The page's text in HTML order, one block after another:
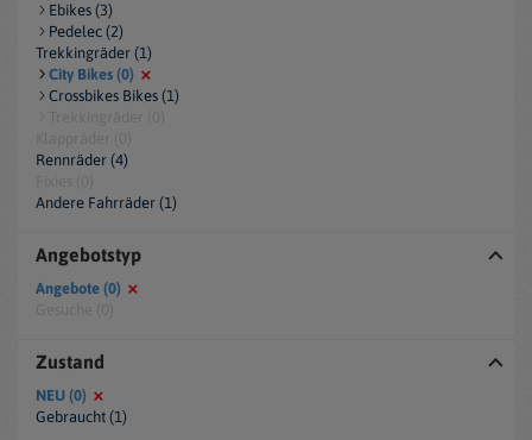
Ebikes (3)
Pedelec (2)
Trekkingräder (1)
City Bikes (0)
Crossbikes Bikes (1)
Rennräder (4)
Andere Fahrräder (1)
Angebotstyp
Angebote (0)
Zustand
NEU (0)
Gebraucht (1)